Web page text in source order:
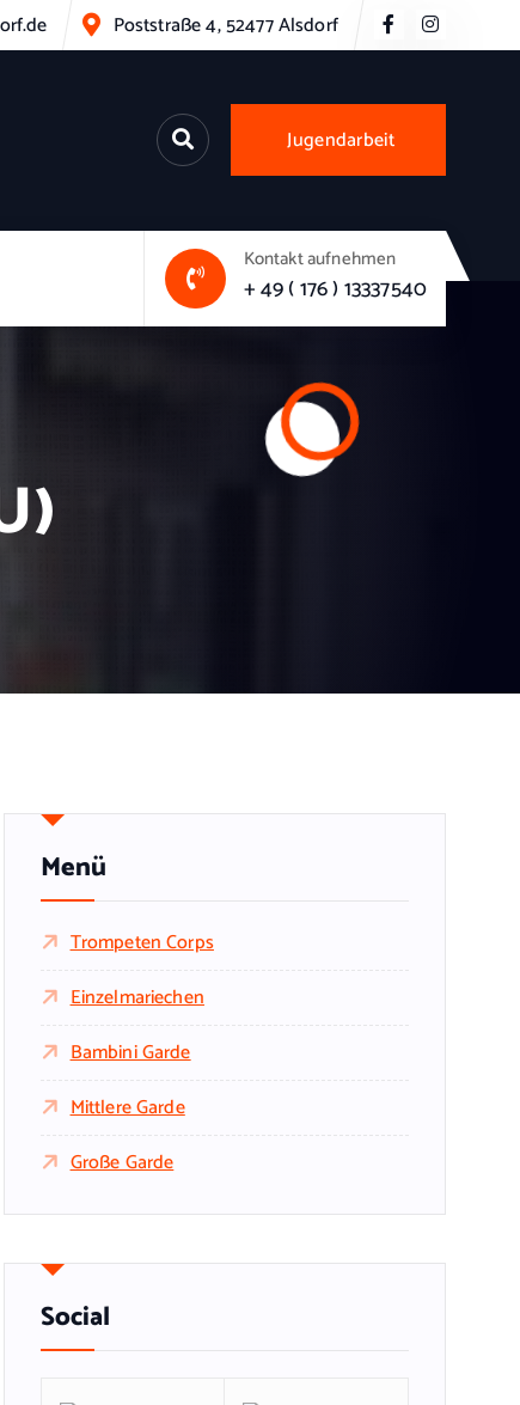
Poststraße 4, 52477 Alsdorf
Jugendarbeit
Kontakt aufnehmen
+ 49 ( 176 ) 13337540
Menü
Trompeten Corps
Einzelmariechen
Bambini Garde
Mittlere Garde
Große Garde
Social